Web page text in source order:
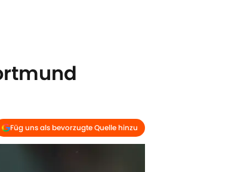
Füg uns als bevorzugte Quelle hinzu